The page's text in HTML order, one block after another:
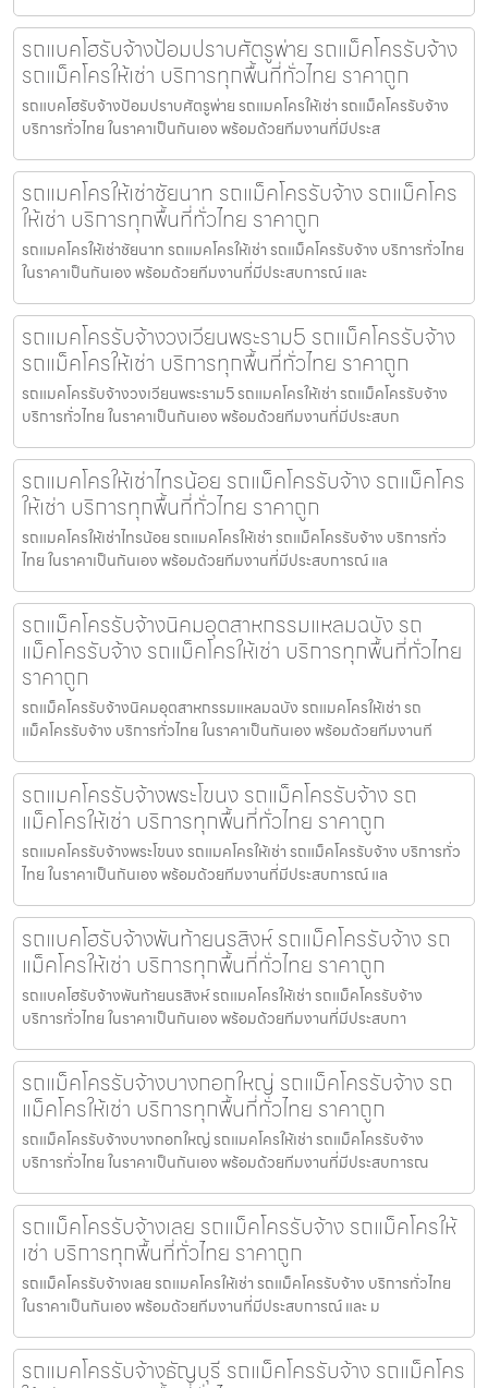
รถแบคโฮรับจ้างป้อมปราบศัตรูพ่าย รถแม็คโครรับจ้าง
รถแม็คโครให้เช่า บริการทุกพื้นที่ทั่วไทย ราคาถูก
รถแบคโฮรับจ้างป้อมปราบศัตรูพ่าย รถแมคโครให้เช่า รถแม็คโครรับจ้าง
บริการทั่วไทย ในราคาเป็นกันเอง พร้อมด้วยทีมงานที่มีประส
รถแมคโครให้เช่าชัยนาท รถแม็คโครรับจ้าง รถแม็คโคร
ให้เช่า บริการทุกพื้นที่ทั่วไทย ราคาถูก
รถแมคโครให้เช่าชัยนาท รถแมคโครให้เช่า รถแม็คโครรับจ้าง บริการทั่วไทย
ในราคาเป็นกันเอง พร้อมด้วยทีมงานที่มีประสบการณ์ และ
รถแมคโครรับจ้างวงเวียนพระราม5 รถแม็คโครรับจ้าง
รถแม็คโครให้เช่า บริการทุกพื้นที่ทั่วไทย ราคาถูก
รถแมคโครรับจ้างวงเวียนพระราม5 รถแมคโครให้เช่า รถแม็คโครรับจ้าง
บริการทั่วไทย ในราคาเป็นกันเอง พร้อมด้วยทีมงานที่มีประสบก
รถแมคโครให้เช่าไทรน้อย รถแม็คโครรับจ้าง รถแม็คโคร
ให้เช่า บริการทุกพื้นที่ทั่วไทย ราคาถูก
รถแมคโครให้เช่าไทรน้อย รถแมคโครให้เช่า รถแม็คโครรับจ้าง บริการทั่ว
ไทย ในราคาเป็นกันเอง พร้อมด้วยทีมงานที่มีประสบการณ์ แล
รถแม็คโครรับจ้างนิคมอุตสาหกรรมแหลมฉบัง รถ
แม็คโครรับจ้าง รถแม็คโครให้เช่า บริการทุกพื้นที่ทั่วไทย
ราคาถูก
รถแม็คโครรับจ้างนิคมอุตสาหกรรมแหลมฉบัง รถแมคโครให้เช่า รถ
แม็คโครรับจ้าง บริการทั่วไทย ในราคาเป็นกันเอง พร้อมด้วยทีมงานที
รถแมคโครรับจ้างพระโขนง รถแม็คโครรับจ้าง รถ
แม็คโครให้เช่า บริการทุกพื้นที่ทั่วไทย ราคาถูก
รถแมคโครรับจ้างพระโขนง รถแมคโครให้เช่า รถแม็คโครรับจ้าง บริการทั่ว
ไทย ในราคาเป็นกันเอง พร้อมด้วยทีมงานที่มีประสบการณ์ แล
รถแบคโฮรับจ้างพันท้ายนรสิงห์ รถแม็คโครรับจ้าง รถ
แม็คโครให้เช่า บริการทุกพื้นที่ทั่วไทย ราคาถูก
รถแบคโฮรับจ้างพันท้ายนรสิงห์ รถแมคโครให้เช่า รถแม็คโครรับจ้าง
บริการทั่วไทย ในราคาเป็นกันเอง พร้อมด้วยทีมงานที่มีประสบกา
รถแม็คโครรับจ้างบางกอกใหญ่ รถแม็คโครรับจ้าง รถ
แม็คโครให้เช่า บริการทุกพื้นที่ทั่วไทย ราคาถูก
รถแม็คโครรับจ้างบางกอกใหญ่ รถแมคโครให้เช่า รถแม็คโครรับจ้าง
บริการทั่วไทย ในราคาเป็นกันเอง พร้อมด้วยทีมงานที่มีประสบการณ
รถแม็คโครรับจ้างเลย รถแม็คโครรับจ้าง รถแม็คโครให้
เช่า บริการทุกพื้นที่ทั่วไทย ราคาถูก
รถแม็คโครรับจ้างเลย รถแมคโครให้เช่า รถแม็คโครรับจ้าง บริการทั่วไทย
ในราคาเป็นกันเอง พร้อมด้วยทีมงานที่มีประสบการณ์ และ ม
รถแมคโครรับจ้างธัญบุรี รถแม็คโครรับจ้าง รถแม็คโคร